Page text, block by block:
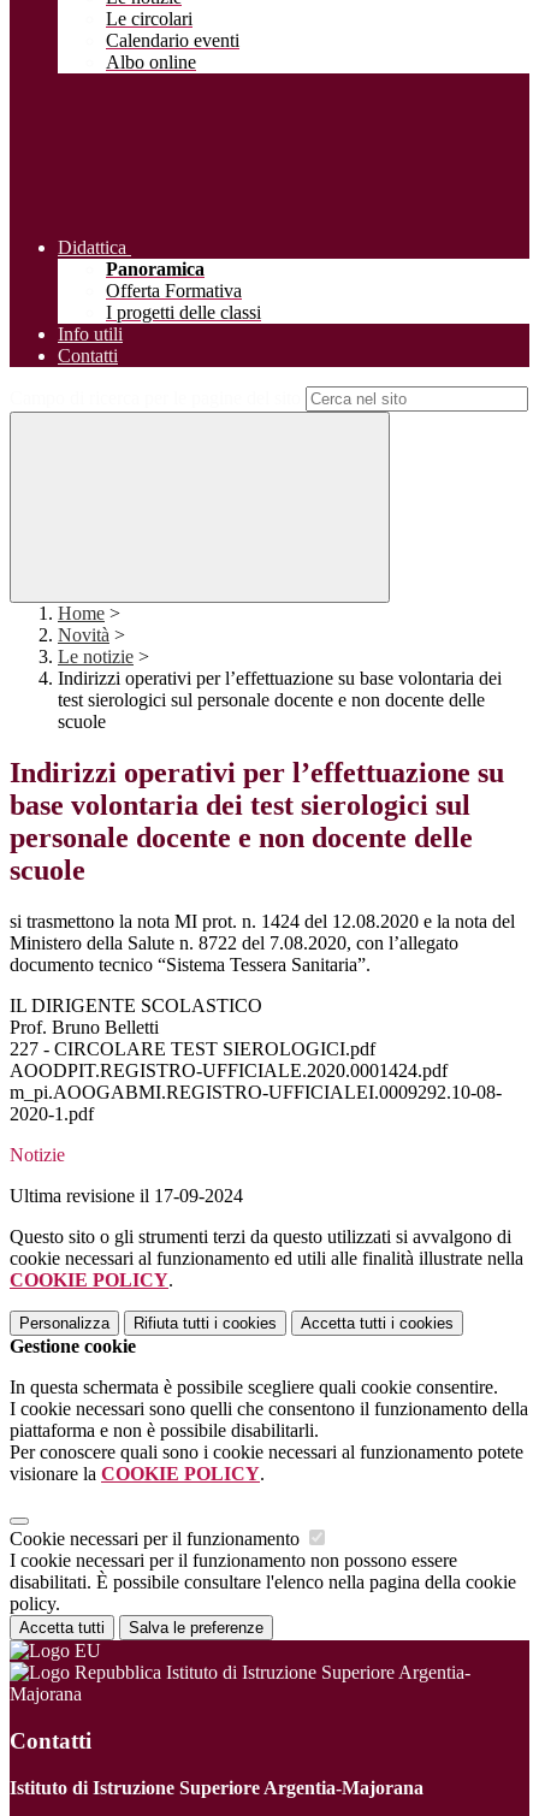
Le circolari
Calendario eventi
Albo online
Didattica
Panoramica
Offerta Formativa
I progetti delle classi
Info utili
Contatti
Home >
Novità >
Le notizie >
Indirizzi operativi per l’effettuazione su base volontaria dei
test sierologici sul personale docente e non docente delle
scuole
Indirizzi operativi per l’effettuazione su
base volontaria dei test sierologici sul
personale docente e non docente delle
scuole
si trasmettono la nota MI prot. n. 1424 del 12.08.2020 e la nota del
Ministero della Salute n. 8722 del 7.08.2020, con l’allegato
documento tecnico “Sistema Tessera Sanitaria”.
IL DIRIGENTE SCOLASTICO
Prof. Bruno Belletti
227 - CIRCOLARE TEST SIEROLOGICI.pdf
AOODPIT.REGISTRO-UFFICIALE.2020.0001424.pdf
m_pi.AOOGABMI.REGISTRO-UFFICIALEI.0009292.10-08-
2020-1.pdf
Notizie
Ultima revisione il 17-09-2024
Questo sito o gli strumenti terzi da questo utilizzati si avvalgono di
cookie necessari al funzionamento ed utili alle finalità illustrate nella
COOKIE POLICY.
Personalizza Rifiuta tutti i cookies Accetta tutti i cookies
Gestione cookie
In questa schermata è possibile scegliere quali cookie consentire.
I cookie necessari sono quelli che consentono il funzionamento della
piattaforma e non è possibile disabilitarli.
Per conoscere quali sono i cookie necessari al funzionamento potete
visionare la COOKIE POLICY.
Cookie necessari per il funzionamento
I cookie necessari per il funzionamento non possono essere
disabilitati. È possibile consultare l'elenco nella pagina della cookie
policy.
Accetta tutti Salva le preferenze
Istituto di Istruzione Superiore Argentia-
Majorana
Contatti
Istituto di Istruzione Superiore Argentia-Majorana